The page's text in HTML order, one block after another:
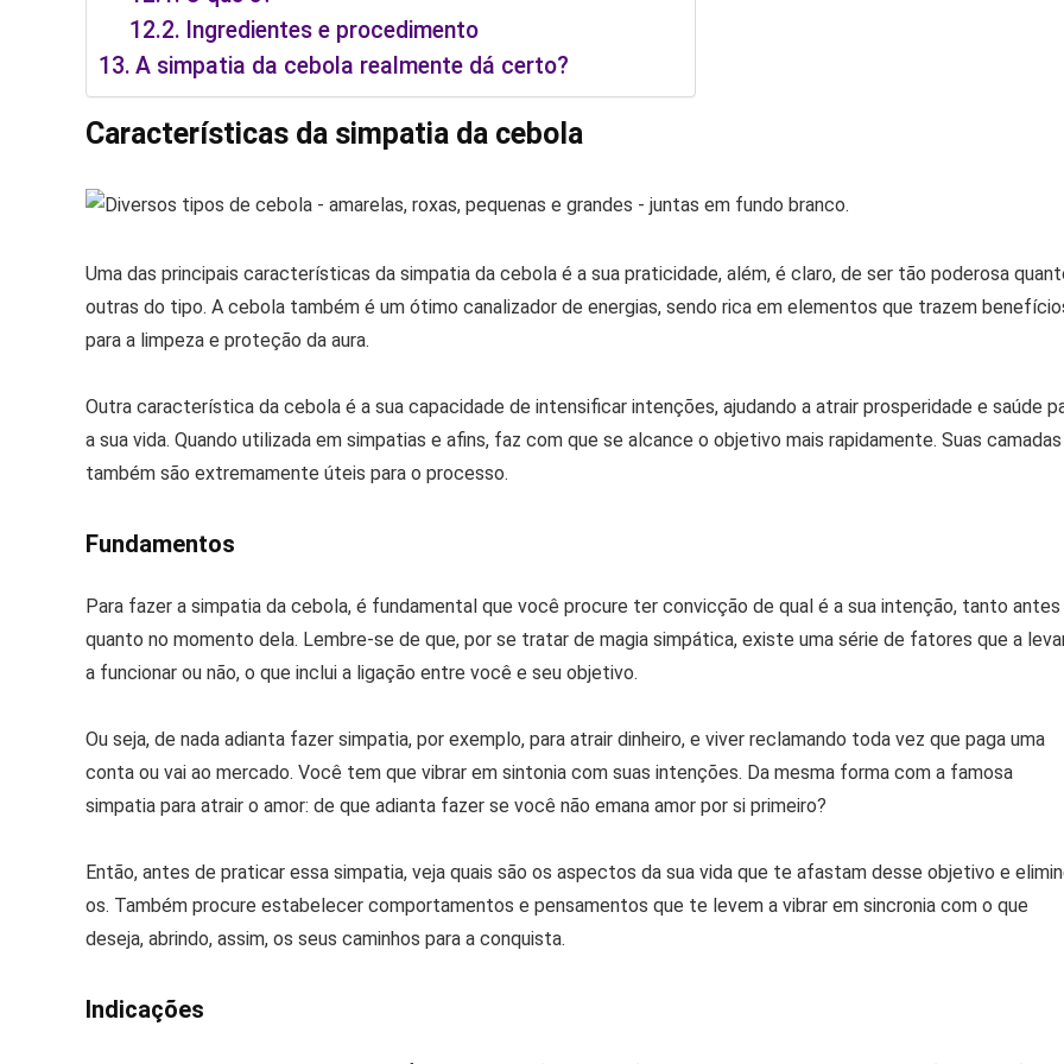
Ingredientes e procedimento
A simpatia da cebola realmente dá certo?
Características da simpatia da cebola
Uma das principais características da simpatia da cebola é a sua praticidade, além, é claro, de ser tão poderosa
outras do tipo. A cebola também é um ótimo canalizador de energias, sendo rica em elementos que trazem
para a limpeza e proteção da aura.
Outra característica da cebola é a sua capacidade de intensificar intenções, ajudando a atrair prosperidade e saúde
a sua vida. Quando utilizada em simpatias e afins, faz com que se alcance o objetivo mais rapidamente. Suas camadas
também são extremamente úteis para o processo.
Fundamentos
Para fazer a simpatia da cebola, é fundamental que você procure ter convicção de qual é a sua intenção, tanto antes
quanto no momento dela. Lembre-se de que, por se tratar de magia simpática, existe uma série de fatores que a
a funcionar ou não, o que inclui a ligação entre você e seu objetivo.
Ou seja, de nada adianta fazer simpatia, por exemplo, para atrair dinheiro, e viver reclamando toda vez que paga uma
conta ou vai ao mercado. Você tem que vibrar em sintonia com suas intenções. Da mesma forma com a famosa
simpatia para atrair o amor: de que adianta fazer se você não emana amor por si primeiro?
Então, antes de praticar essa simpatia, veja quais são os aspectos da sua vida que te afastam desse objetivo e
os. Também procure estabelecer comportamentos e pensamentos que te levem a vibrar em sincronia com o que
deseja, abrindo, assim, os seus caminhos para a conquista.
Indicações